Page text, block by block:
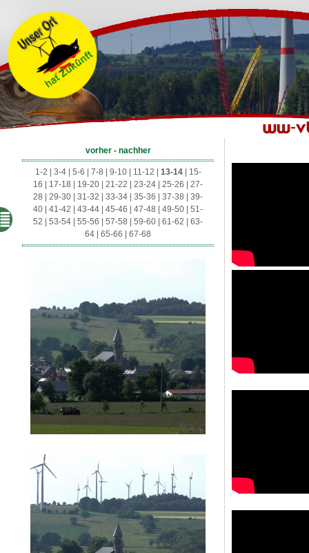
vorher - nachher
1-2 | 3-4| 5-6 | 7-8 | 9-10| 11-12 | 13-14| 15-
16 | 17-18 | 19-20 | 21-22 | 23-24 | 25-26 | 27-
28 | 29-30 |31-32 |33-34 |35-36 |37-38 |39-
40 |41-42 |43-44 |45-46 |47-48 |49-50 |51-
52 |53-54 |55-56 |57-58 |59-60 |61-62 |63-
64 |65-66 |67-68